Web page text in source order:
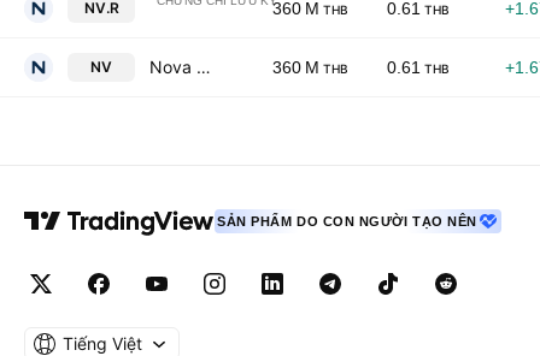
NV.R Nova Organic Public Company Limited NVDR
360 M THB 0.61 THB
NV Nova Organic Public Company Limited 360 M THB 0.61 THB
SẢN PHẨM DO CON NGƯỜI TẠO NÊN
Tiếng Việt